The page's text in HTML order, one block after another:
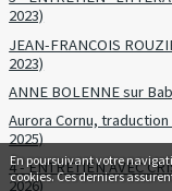
En poursuivant votre
cookies. Ces derniers
2023)
JEAN-FRANCOIS
2023)
ANNE BOLENNE sur
Aurora Cornu,
2025)
4 - ENTRETIEN AVEC
2026)